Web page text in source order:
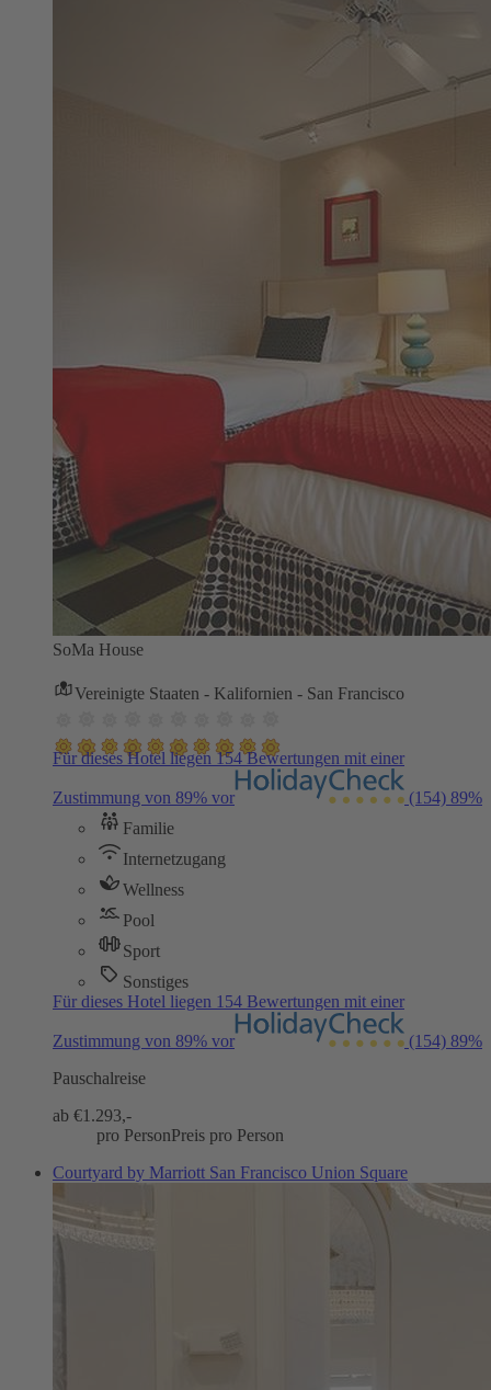
SoMa House
Vereinigte Staaten - Kalifornien - San Francisco
Für dieses Hotel liegen 154 Bewertungen mit einer
Zustimmung von 89% vor (154) 89%
Familie
Internetzugang
Wellness
Pool
Sport
Sonstiges
Für dieses Hotel liegen 154 Bewertungen mit einer
Zustimmung von 89% vor (154) 89%
Pauschalreise
ab €1.293,-
pro PersonPreis pro Person
Courtyard by Marriott San Francisco Union Square